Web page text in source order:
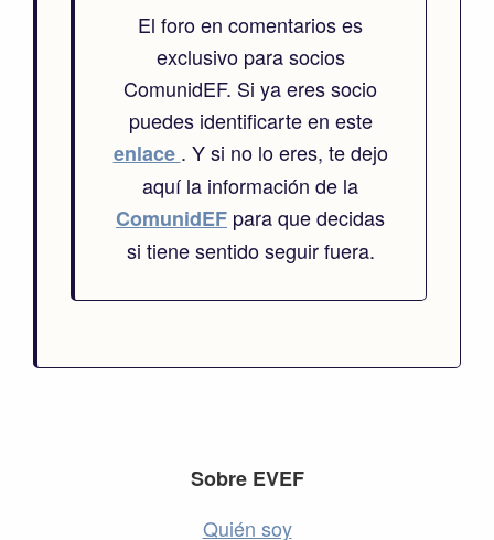
El foro en comentarios es
exclusivo para socios
ComunidEF. Si ya eres socio
puedes identificarte en este
enlace . Y si no lo eres, te dejo
aquí la información de la
ComunidEF para que decidas
si tiene sentido seguir fuera.
Sobre EVEF
Quién soy